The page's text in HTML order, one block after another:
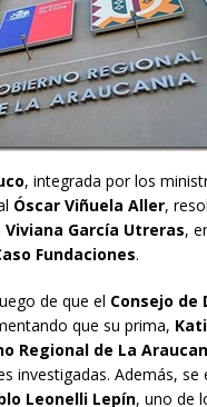
, integrada por los
Óscar Viñuela Aller,
García Utreras,
Fundaciones.
de que el Consejo de
que su prima,
Regional de La
investigadas. Además,
Leonelli Lepín, uno de